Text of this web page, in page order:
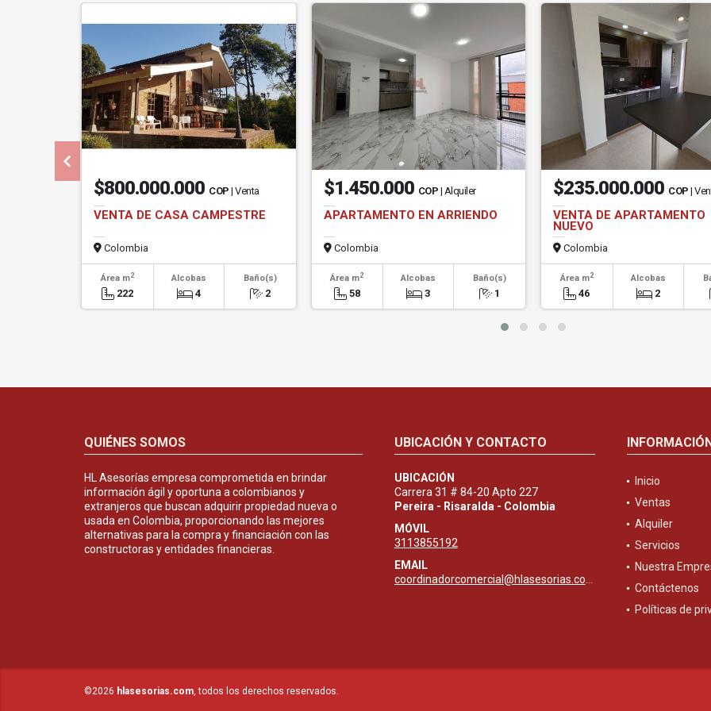
$800.000.000 COP | Venta
VENTA DE CASA CAMPESTRE
Colombia
Área m2
222
Alcobas
4
Baño(s)
2
$1.450.000 COP | Alquiler
APARTAMENTO EN ARRIENDO
Colombia
Área m2
58
Alcobas
3
Baño(s)
1
$235.000.000 COP |
VENTA DE APARTAMENTO
NUEVO
Colombia
Área m2
46
Alcobas
2
QUIÉNES SOMOS
HL Asesorías empresa comprometida en brindar
información ágil y oportuna a colombianos y
extranjeros que buscan adquirir propiedad nueva o
usada en Colombia, proporcionando las mejores
alternativas para la compra y financiación con las
constructoras y entidades financieras.
UBICACIÓN Y CONTACTO
UBICACIÓN
Carrera 31 # 84-20 Apto 227
Pereira - Risaralda - Colombia
MÓVIL
3113855192
EMAIL
coordinadorcomercial@hlasesorias.com
Inicio
Ventas
Alquiler
Servicios
Nuestra
Contáctenos
Políticas de
©2026 hlasesorias.com, todos los derechos reservados.